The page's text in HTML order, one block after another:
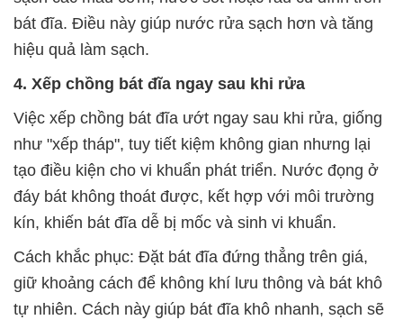
bát đĩa. Điều này giúp nước rửa sạch hơn và tăng
hiệu quả làm sạch.
4. Xếp chồng bát đĩa ngay sau khi rửa
Việc xếp chồng bát đĩa ướt ngay sau khi rửa, giống
như "xếp tháp", tuy tiết kiệm không gian nhưng lại
tạo điều kiện cho vi khuẩn phát triển. Nước đọng ở
đáy bát không thoát được, kết hợp với môi trường
kín, khiến bát đĩa dễ bị mốc và sinh vi khuẩn.
Cách khắc phục: Đặt bát đĩa đứng thẳng trên giá,
giữ khoảng cách để không khí lưu thông và bát khô
tự nhiên. Cách này giúp bát đĩa khô nhanh, sạch sẽ